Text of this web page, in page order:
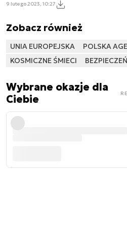
9 lutego 2023, 10:27
Zobacz również
UNIA EUROPEJSKA
POLSKA
KOSMICZNE ŚMIECI
Wybrane okazje dla
Ciebie